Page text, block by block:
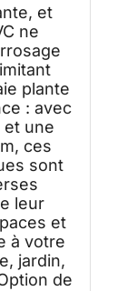
et
ne
plante
: avec
et une
ces
sont
leur
et
à votre
jardin,
de